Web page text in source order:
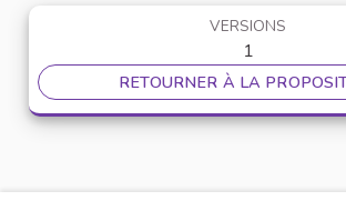
VERSIONS
1
RETOURNER À LA